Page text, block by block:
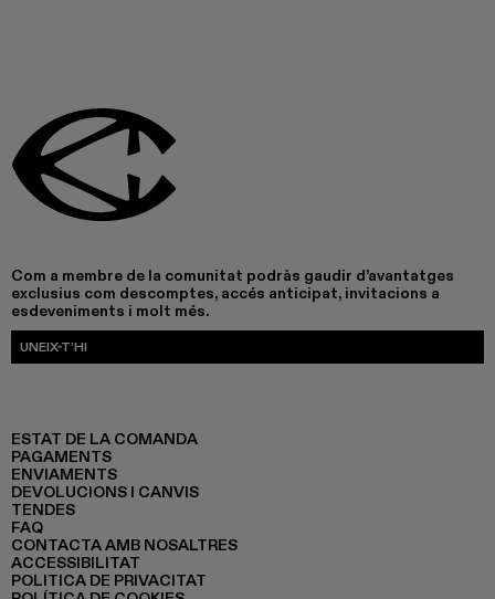
Com a membre de la comunitat podràs gaudir d’avantatges
exclusius com descomptes, accés anticipat, invitacions a
esdeveniments i molt més.
UNEIX-T’HI
ESTAT DE LA COMANDA
PAGAMENTS
ENVIAMENTS
DEVOLUCIONS I CANVIS
TENDES
FAQ
CONTACTA AMB NOSALTRES
ACCESSIBILITAT
POLITICA DE PRIVACITAT